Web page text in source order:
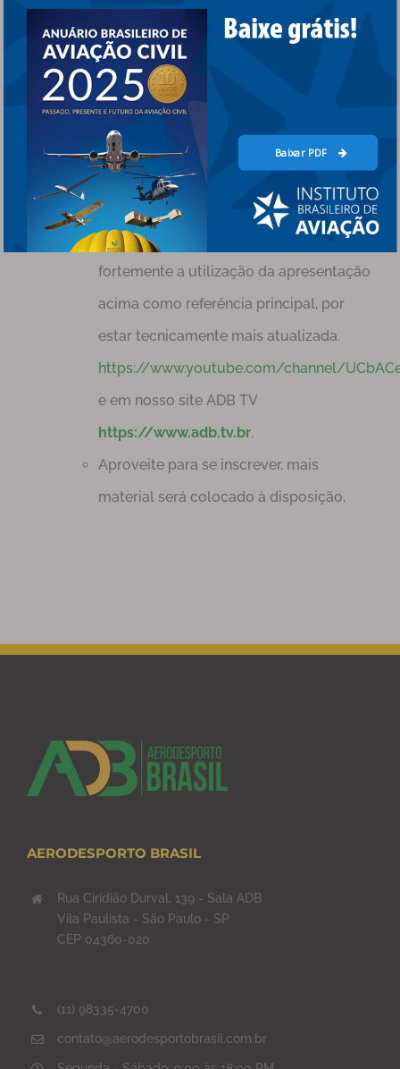
também foi gravado e está disponível no
vídeo abaixo ou em nosso canal no
YouTube.
Ressaltamos, porém, que a versão
gravada é de 2021, baseada na versão
original do RBAC 103. Atualmente, o
regulamento encontra-se na Emenda 02,
motivo pelo qual recomendamos
fortemente a utilização da apresentação
acima como referência principal, por
estar tecnicamente mais atualizada.
https://www.youtube.com/channel/
e em nosso site ADB TV
https://www.adb.tv.br.
Aproveite para se inscrever, mais
material será colocado à disposição.
AERODESPORTO BRASIL
Rua Ciridião Durval, 139 - Sala ADB
Vila Paulista - São Paulo - SP
CEP 04360-020
(11) 98335-4700
contato@aerodesportobrasil.com.br
Baixar PDF